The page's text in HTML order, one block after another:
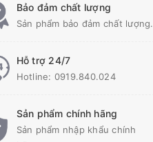
Bảo đảm chất lượng
Sản phẩm bảo đảm chất lượng.
Hỗ trợ 24/7
Hotline: 0919.840.024
Sản phẩm chính hãng
Sản phẩm nhập khẩu chính